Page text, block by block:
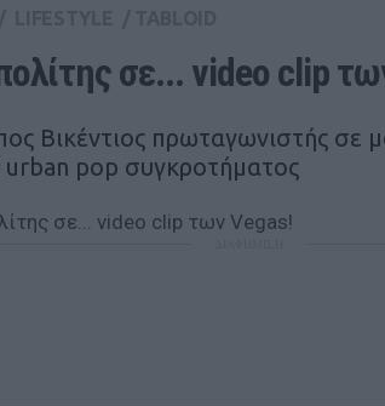
σε... video clip
Βικέντιος πρωταγωνιστής σε
urban pop συγκροτήματος